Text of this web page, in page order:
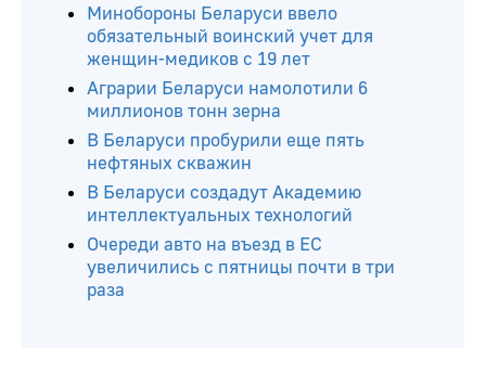
Минобороны Беларуси ввело
обязательный воинский учет для
женщин-медиков с 19 лет
Аграрии Беларуси намолотили 6
миллионов тонн зерна
В Беларуси пробурили еще пять
нефтяных скважин
В Беларуси создадут Академию
интеллектуальных технологий
Очереди авто на въезд в ЕС
увеличились с пятницы почти в три
раза